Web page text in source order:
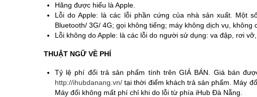
Hãng được hiểu là Apple.
Lỗi do Apple: là các lỗi phần cứng của nhà sản xuất. Một
Bluetooth/ 3G/ 4G; gọi không tiếng; máy không dịch vụ, không
Lỗi không do Apple: là các lỗi do người sử dụng: va đập, rơi
THUẬT NGỮ VỀ PHÍ
Tỷ lệ phí đổi trả sản phẩm tính trên GIÁ BÁN. Giá bán
http://ihubdanang.vn/ tại thời điểm khách trả sản phẩm. Máy
Máy đổi không mất phí chỉ khi do lỗi từ phía iHub Đà Nẵng.